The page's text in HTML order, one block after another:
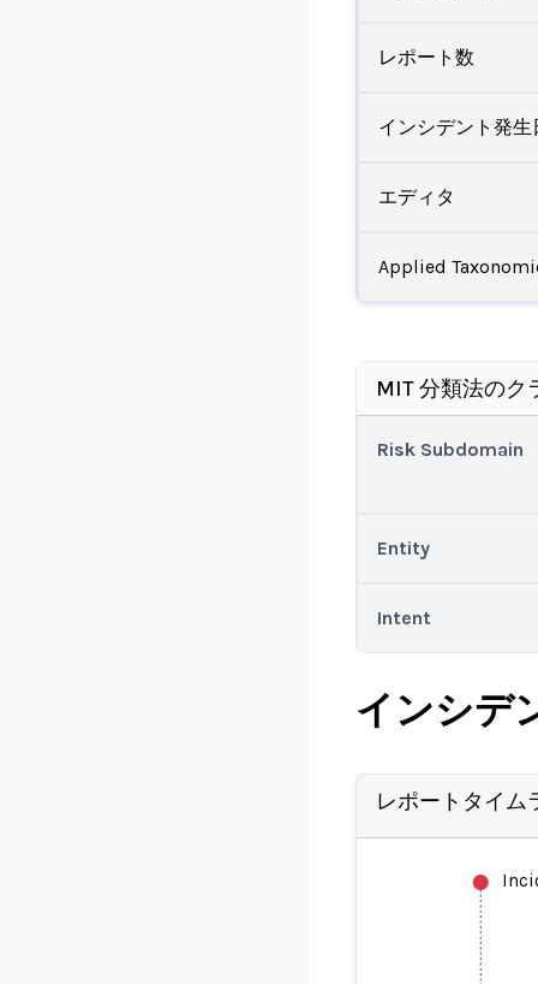
レポート数
インシデント発生
エディタ
Applied
MIT 分類法のク
Risk Subdomain
Entity
Intent
インシデ
レポートタイム